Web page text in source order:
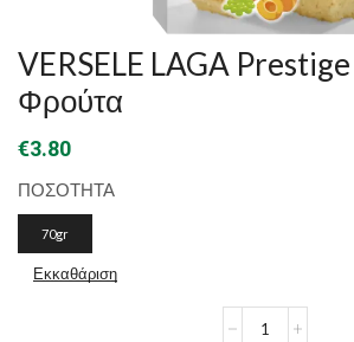
VERSELE LAGA
Φρούτα
€3.80
ΠΟΣΟΤΗΤΑ
70gr
Εκκαθάριση